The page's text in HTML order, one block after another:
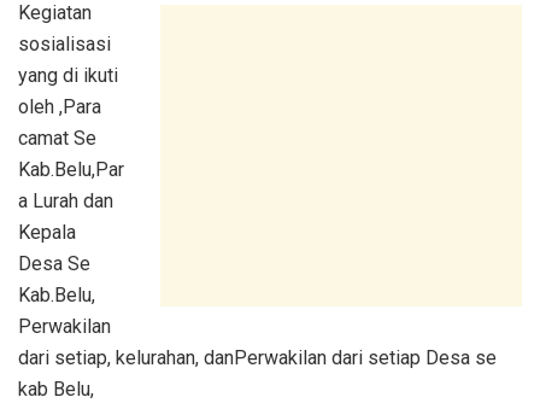
Kegiatan
sosialisasi
yang di ikuti
oleh ,Para
camat Se
Kab.Belu,Par
a Lurah dan
Kepala
Desa Se
Kab.Belu,
Perwakilan
dari setiap, kelurahan, danPerwakilan dari setiap Desa se
kab Belu,